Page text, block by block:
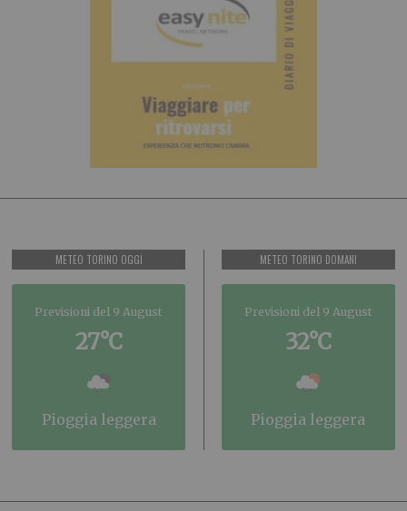
METEO TORINO OGGI
Previsioni del 9 August
27°C
pioggia leggera
METEO TORINO DOMANI
Previsioni del 9 August
32°C
pioggia leggera